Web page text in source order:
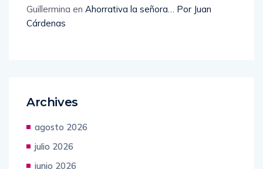
Guillermina en Ahorrativa la señora… Por Juan
Cárdenas
Archives
agosto 2026
julio 2026
junio 2026